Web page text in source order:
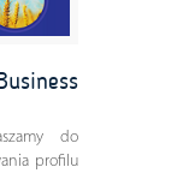
do
profilu